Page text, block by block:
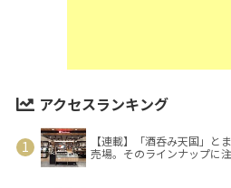
アクセスランキング
【連載】「酒呑み天国」と
売場。そのラインナップに注